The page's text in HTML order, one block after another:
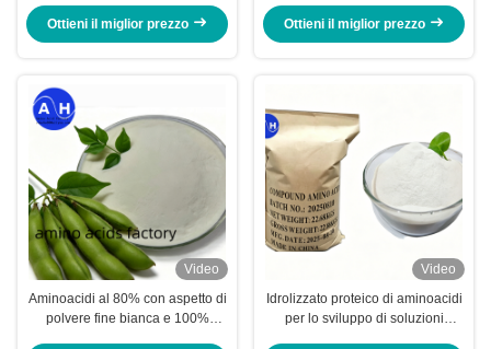
liquidi
Ottieni il miglior prezzo
Ottieni il miglior prezzo
Video
Aminoacidi al 80% con aspetto di
polvere fine bianca e 100%
Video
Idrolizzato proteico di aminoacidi
per lo sviluppo di soluzioni